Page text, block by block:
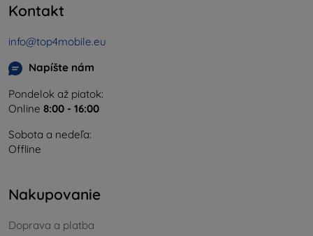
Kontakt
info@top4mobile.eu
Napíšte nám
Pondelok až piatok:
Online 8:00 - 16:00
Sobota a nedeľa:
Offline
Nakupovanie
Doprava a platba